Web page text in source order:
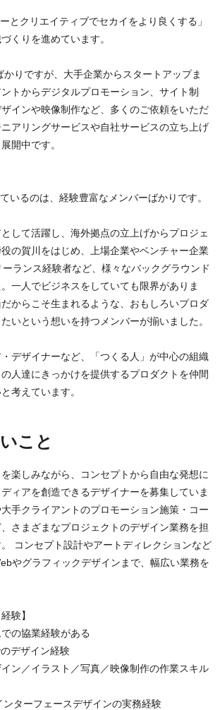
とクリエイティブでセカイをより良くする」
くりを進めています。
りですが、大手企業からスタートアップま
トからデジタルプロモーション、サイト制
インや映像制作など、多くのご依頼をいただ
アリングサービスや自社サービスの立ち上げ
開中です。
いるのは、経験豊富なメンバーばかりです。
して活躍し、海外拠点の立上げからプロジェ
の賀川をはじめ、上場企業やベンチャー企業
ランス経験者など、様々なバックグラウンド
一人でビジネスをしていても限界がありま
からこそ生まれるような、おもしろいプロダ
いという想いを持つメンバーが揃いました。
デザイナーなど、「つくる人」が中心の組織
人達にきっかけを提供するプロダクトを仲間
考えています。
こと
楽しみながら、コンセプトから自由な発想に
ィアを創造できるデザイナーを募集していま
手クライアントのプロモーション施策・コー
さまざまなプロジェクトのデザイン業務を担
コンセプト設計やアートディレクションなど
やグラフィックデザインまで、幅広い業務を
験】
の協業経験がある
デザイン経験
イン／イラスト／写真／映像制作の作業スキル
ンターフェースデザインの実務経験